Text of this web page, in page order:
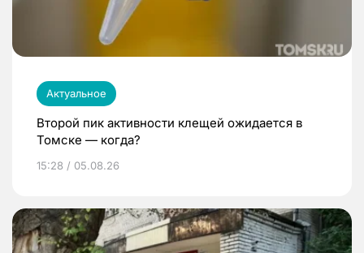
Актуальное
Второй пик активности клещей ожидается в
Томске — когда?
15:28 / 05.08.26